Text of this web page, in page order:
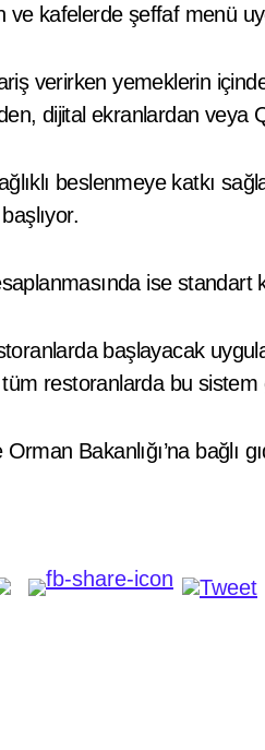
ve kafelerde şeffaf menü
verirken yemeklerin
dijital ekranlardan veya
beslenmeye katkı
ise standart
başlayacak
tüm restoranlarda bu sistem
Orman Bakanlığı’na bağlı